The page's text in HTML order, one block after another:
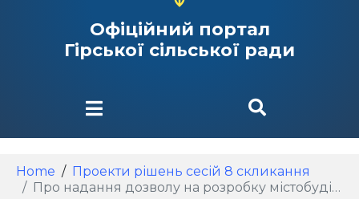
Офіційний портал
Гірської сільської ради
Home
Проекти рішень сесій 8 скликання
Про надання дозволу на розробку містобудівної документації «Детального плану території з метою визначення планувальної організації, просторової композиції та параметрів забудови території земельних ділянок орієнтовною площею 80 га в північно-східній частині села Гора Бориспільського району, Київської області для розміщення виробничоскладської забудови»